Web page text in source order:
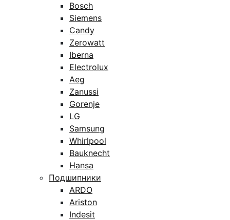
Bosch
Siemens
Candy
Zerowatt
Iberna
Electrolux
Aeg
Zanussi
Gorenje
LG
Samsung
Whirlpool
Bauknecht
Hansa
Подшипники
ARDO
Ariston
Indesit